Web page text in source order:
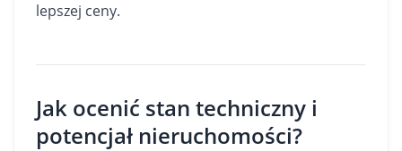
lepszej ceny.
Jak ocenić stan techniczny i
potencjał nieruchomości?